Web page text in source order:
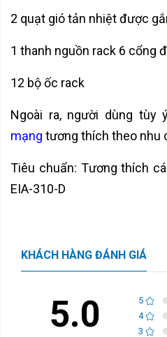
2 quạt gió tản nhiệt được
1 thanh nguồn rack 6 cổng
12 bộ ốc rack
Ngoài ra, người dùng tùy
mạng tương thích theo nhu
Tiêu chuẩn: Tương thích
EIA-310-D
KHÁCH HÀNG ĐÁNH GIÁ
5.0 5
4
3